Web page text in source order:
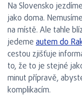
Na Slovensko
jako doma.
na místě. Ale tahle
jedeme autem do
cestou zjišťuje
to, že to je stejné
minut přípravě,
komplikacím.